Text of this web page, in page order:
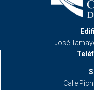
José
Calle